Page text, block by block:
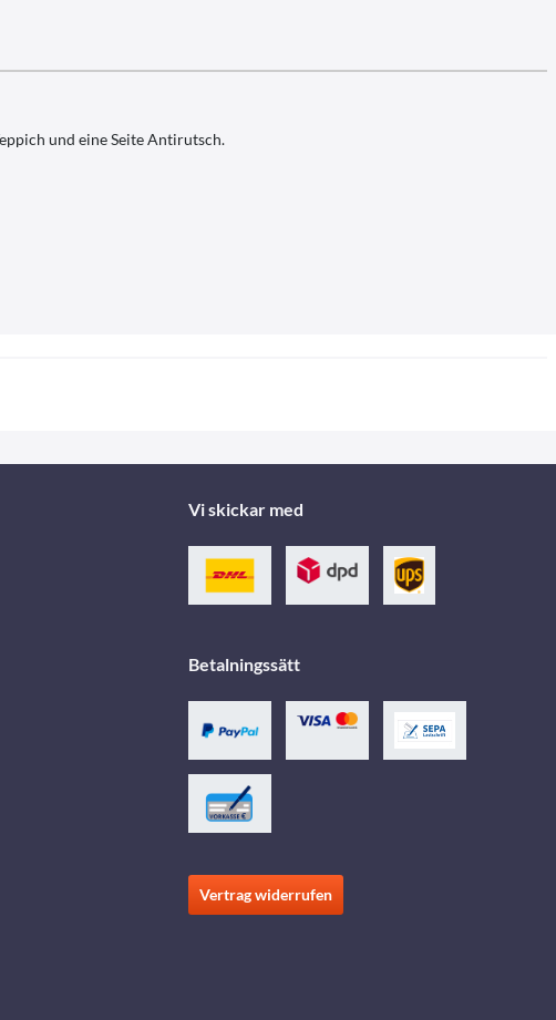
und eine Seite Antirutsch.
Vi skickar med
Betalningssätt
Vertrag widerrufen